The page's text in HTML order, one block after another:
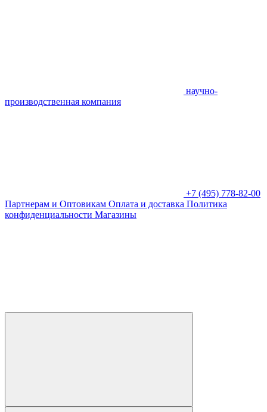
научно-
производственная компания
+7 (495) 778-82-00
Партнерам и Оптовикам Оплата и доставка Политика
конфиденциальности Магазины